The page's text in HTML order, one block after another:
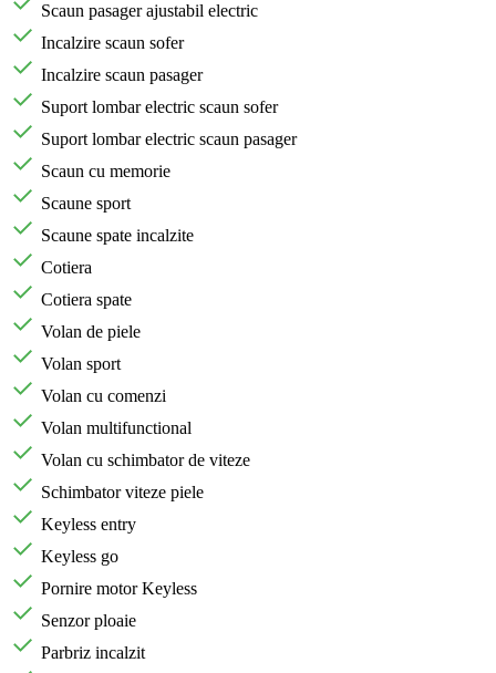
Scaun pasager ajustabil electric
Incalzire scaun sofer
Incalzire scaun pasager
Suport lombar electric scaun sofer
Suport lombar electric scaun pasager
Scaun cu memorie
Scaune sport
Scaune spate incalzite
Cotiera
Cotiera spate
Volan de piele
Volan sport
Volan cu comenzi
Volan multifunctional
Volan cu schimbator de viteze
Schimbator viteze piele
Keyless entry
Keyless go
Pornire motor Keyless
Senzor ploaie
Parbriz incalzit